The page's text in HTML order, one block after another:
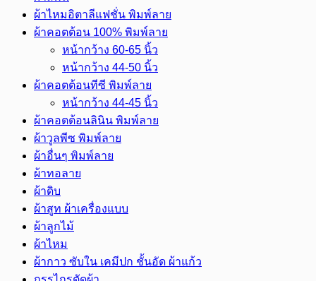
ผ้าไหมอิตาลีแฟชั่น พิมพ์ลาย
ผ้าคอตต้อน 100% พิมพ์ลาย
หน้ากว้าง 60-65 นิ้ว
หน้ากว้าง 44-50 นิ้ว
ผ้าคอตต้อนทีซี พิมพ์ลาย
หน้ากว้าง 44-45 นิ้ว
ผ้าคอตต้อนลินิน พิมพ์ลาย
ผ้าวูลพีซ พิมพ์ลาย
ผ้าอื่นๆ พิมพ์ลาย
ผ้าทอลาย
ผ้าดิบ
ผ้าสูท ผ้าเครื่องแบบ
ผ้าลูกไม้
ผ้าไหม
ผ้ากาว ซับใน เคมีปก ชั้นอัด ผ้าแก้ว